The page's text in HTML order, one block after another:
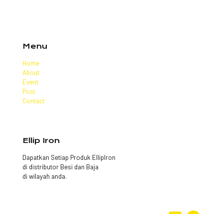
Menu
Home
About
Event
Post
Contact
Ellip Iron
Dapatkan Setiap Produk EllipIron
di distributor Besi dan Baja
di wilayah anda.